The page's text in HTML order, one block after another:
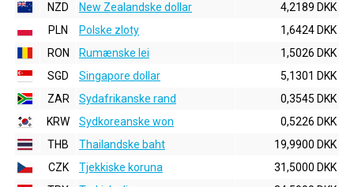
NZD
New Zealandske dollar
4,2189 DKK
PLN
Polske zloty
1,6424 DKK
RON
Rumænske lei
1,5026 DKK
SGD
Singapore dollar
5,1301 DKK
ZAR
Sydafrikanske rand
0,3545 DKK
KRW
Sydkoreanske won
0,5226 DKK
THB
Thailandske baht
19,9900 DKK
CZK
Tjekkiske koruna
31,5000 DKK